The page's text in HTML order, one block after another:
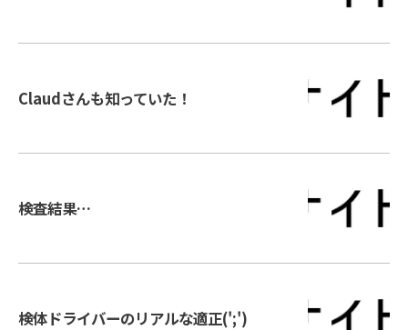
Claudさんも知っていた！
検査結果…
検体ドライバーのリアルな適正(';')